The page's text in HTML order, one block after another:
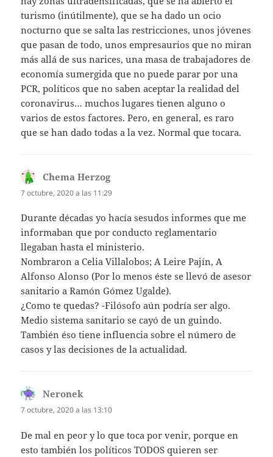
turismo (inútilmente), que se ha dado un ocio
nocturno que se salta las restricciones, unos jóvenes
que pasan de todo, unos empresaurios que no miran
más allá de sus narices, una masa de trabajadores de
economía sumergida que no puede parar por una
PCR, políticos que no saben aceptar la realidad del
coronavirus… muchos lugares tienen alguno o
varios de estos factores. Pero, en general, es raro
que se han dado todas a la vez. Normal que tocara.
Chema Herzogdice:
7 octubre, 2020 a las 11:29
Durante décadas yo hacía sesudos informes que me
informaban que por conducto reglamentario
llegaban hasta el ministerio.
Nombraron a Celia Villalobos; A Leire Pajín, A
Alfonso Alonso (Por lo menos éste se llevó de asesor
sanitario a Ramón Gómez Ugalde).
¿Como te quedas? -Filósofo aún podría ser algo.
Medio sistema sanitario se cayó de un guindo.
También éso tiene influencia sobre el número de
casos y las decisiones de la actualidad.
Neronek
7 octubre, 2020 a las 13:10
De mal en peor y lo que toca por venir, porque en
esto también los políticos TODOS quieren ser